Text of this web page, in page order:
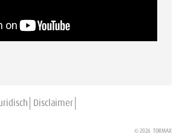
Disclaimer
© 2026 TORMAX